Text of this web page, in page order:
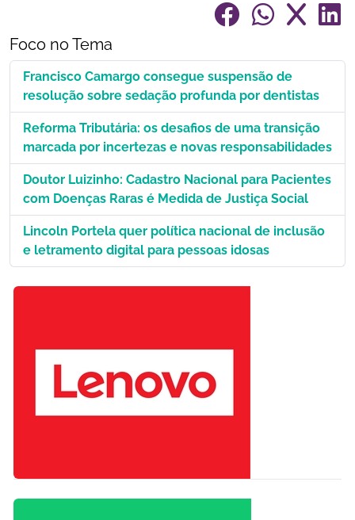
Foco no Tema
Francisco Camargo consegue suspensão de
resolução sobre sedação profunda por dentistas
Reforma Tributária: os desafios de uma transição
marcada por incertezas e novas responsabilidades
Doutor Luizinho: Cadastro Nacional para Pacientes
com Doenças Raras é Medida de Justiça Social
Lincoln Portela quer política nacional de inclusão
e letramento digital para pessoas idosas